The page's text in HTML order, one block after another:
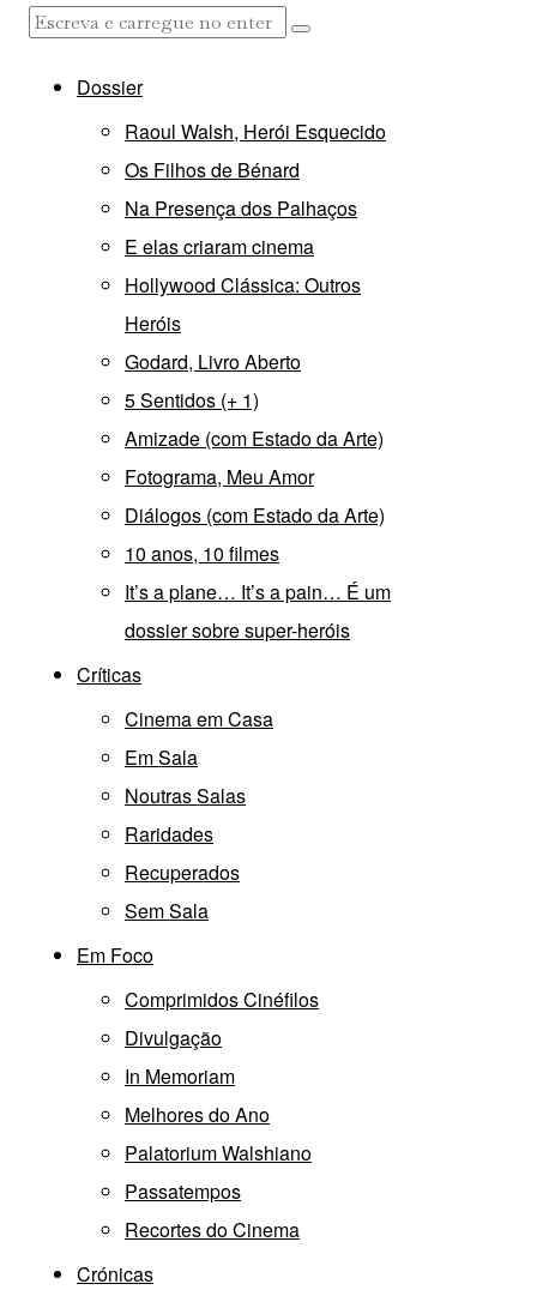
Dossier
Raoul Walsh, Herói Esquecido
Os Filhos de Bénard
Na Presença dos Palhaços
E elas criaram cinema
Hollywood Clássica: Outros
Heróis
Godard, Livro Aberto
5 Sentidos (+ 1)
Amizade (com Estado da Arte)
Fotograma, Meu Amor
Diálogos (com Estado da Arte)
10 anos, 10 filmes
It’s a plane… It’s a pain… É um
dossier sobre super-heróis
Críticas
Cinema em Casa
Em Sala
Noutras Salas
Raridades
Recuperados
Sem Sala
Em Foco
Comprimidos Cinéfilos
Divulgação
In Memoriam
Melhores do Ano
Palatorium Walshiano
Passatempos
Recortes do Cinema
Crónicas